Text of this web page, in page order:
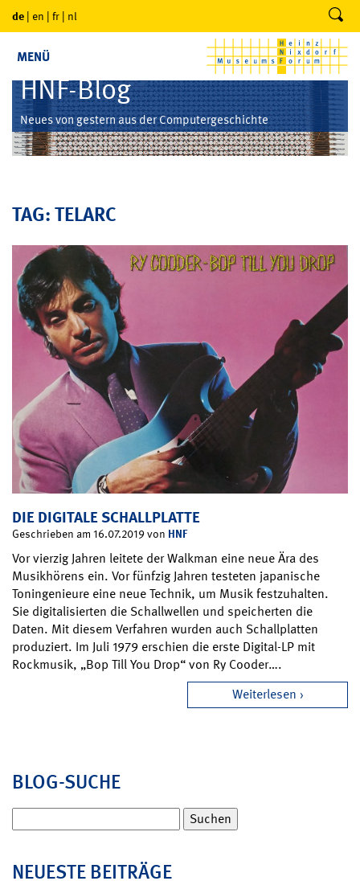
de | en | fr | nl
MENÜ
HNF-Blog
Neues von gestern aus der Computergeschichte
TAG: TELARC
DIE DIGITALE SCHALLPLATTE
Geschrieben am 16.07.2019 von HNF
Vor vierzig Jahren leitete der Walkman eine neue Ära des
Musikhörens ein. Vor fünfzig Jahren testeten japanische
Toningenieure eine neue Technik, um Musik festzuhalten.
Sie digitalisierten die Schallwellen und speicherten die
Daten. Mit diesem Verfahren wurden auch Schallplatten
produziert. Im Juli 1979 erschien die erste Digital-LP mit
Rockmusik, „Bop Till You Drop“ von Ry Cooder….
Weiterlesen
BLOG-SUCHE
nach:
NEUESTE BEITRÄGE